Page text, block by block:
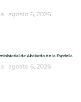
agosto 6, 2026
de Abelardo de la Espriella
agosto 6, 2026